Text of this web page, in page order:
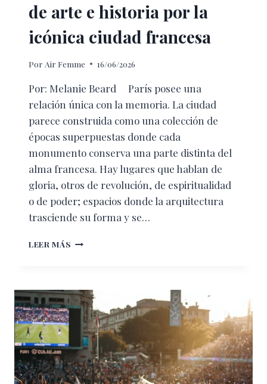
de arte e historia por la
icónica ciudad francesa
Por Air Femme 16/06/2026
Por: Melanie Beard París posee una
relación única con la memoria. La ciudad
parece construida como una colección de
épocas superpuestas donde cada
monumento conserva una parte distinta del
alma francesa. Hay lugares que hablan de
gloria, otros de revolución, de espiritualidad
o de poder; espacios donde la arquitectura
trasciende su forma y se…
LEER MÁS PARÍS:
DE
ARTE
HISTORIA
POR
LA
ICÓNICA
CIUDAD